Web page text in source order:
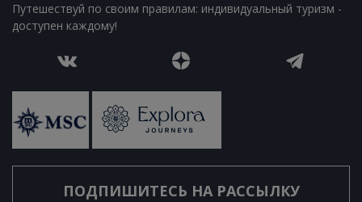
Путешествуй по своим правилам: индивидуальный туризм -
доступен каждому!
ПОДПИШИТЕСЬ НА РАССЫЛКУ